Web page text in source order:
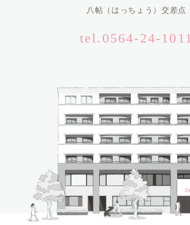
八帖（はっちょう）交差点
tel.0564-24-1011